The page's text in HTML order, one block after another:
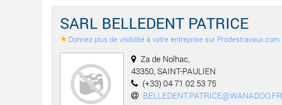
SARL BELLEDENT PATRICE
Donnez plus de visibilité à votre entreprise sur Prodestravaux.com
Za de Nolhac,
43350, SAINT-PAULIEN
(+33) 04 71 02 53 75
BELLEDENT.PATRICE@WANADOO.FR